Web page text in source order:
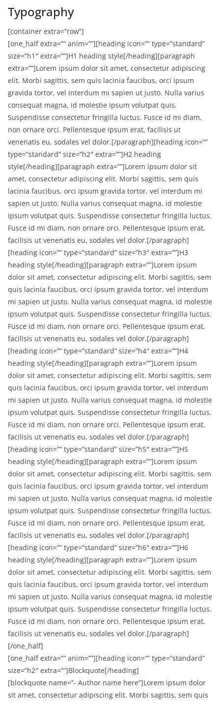
Typography
[container extra=”row”]
[one_half extra=”” anim=””][heading icon=”” type=”standard”
size=”h1″ extra=””]H1 heading style[/heading][paragraph
extra=””]Lorem ipsum dolor sit amet, consectetur adipiscing
elit. Morbi sagittis, sem quis lacinia faucibus, orci ipsum
gravida tortor, vel interdum mi sapien ut justo. Nulla varius
consequat magna, id molestie ipsum volutpat quis.
Suspendisse consectetur fringilla luctus. Fusce id mi diam,
non ornare orci. Pellentesque ipsum erat, facilisis ut
venenatis eu, sodales vel dolor.[/paragraph][heading icon=””
type=”standard” size=”h2″ extra=””]H2 heading
style[/heading][paragraph extra=””]Lorem ipsum dolor sit
amet, consectetur adipiscing elit. Morbi sagittis, sem quis
lacinia faucibus, orci ipsum gravida tortor, vel interdum mi
sapien ut justo. Nulla varius consequat magna, id molestie
ipsum volutpat quis. Suspendisse consectetur fringilla luctus.
Fusce id mi diam, non ornare orci. Pellentesque ipsum erat,
facilisis ut venenatis eu, sodales vel dolor.[/paragraph]
[heading icon=”” type=”standard” size=”h3″ extra=””]H3
heading style[/heading][paragraph extra=””]Lorem ipsum
dolor sit amet, consectetur adipiscing elit. Morbi sagittis, sem
quis lacinia faucibus, orci ipsum gravida tortor, vel interdum
mi sapien ut justo. Nulla varius consequat magna, id molestie
ipsum volutpat quis. Suspendisse consectetur fringilla luctus.
Fusce id mi diam, non ornare orci. Pellentesque ipsum erat,
facilisis ut venenatis eu, sodales vel dolor.[/paragraph]
[heading icon=”” type=”standard” size=”h4″ extra=””]H4
heading style[/heading][paragraph extra=””]Lorem ipsum
dolor sit amet, consectetur adipiscing elit. Morbi sagittis, sem
quis lacinia faucibus, orci ipsum gravida tortor, vel interdum
mi sapien ut justo. Nulla varius consequat magna, id molestie
ipsum volutpat quis. Suspendisse consectetur fringilla luctus.
Fusce id mi diam, non ornare orci. Pellentesque ipsum erat,
facilisis ut venenatis eu, sodales vel dolor.[/paragraph]
[heading icon=”” type=”standard” size=”h5″ extra=””]H5
heading style[/heading][paragraph extra=””]Lorem ipsum
dolor sit amet, consectetur adipiscing elit. Morbi sagittis, sem
quis lacinia faucibus, orci ipsum gravida tortor, vel interdum
mi sapien ut justo. Nulla varius consequat magna, id molestie
ipsum volutpat quis. Suspendisse consectetur fringilla luctus.
Fusce id mi diam, non ornare orci. Pellentesque ipsum erat,
facilisis ut venenatis eu, sodales vel dolor.[/paragraph]
[heading icon=”” type=”standard” size=”h6″ extra=””]H6
heading style[/heading][paragraph extra=””]Lorem ipsum
dolor sit amet, consectetur adipiscing elit. Morbi sagittis, sem
quis lacinia faucibus, orci ipsum gravida tortor, vel interdum
mi sapien ut justo. Nulla varius consequat magna, id molestie
ipsum volutpat quis. Suspendisse consectetur fringilla luctus.
Fusce id mi diam, non ornare orci. Pellentesque ipsum erat,
facilisis ut venenatis eu, sodales vel dolor.[/paragraph]
[/one_half]
[one_half extra=”” anim=””][heading icon=”” type=”standard”
size=”h2″ extra=””]Blockquote[/heading]
[blockquote name=”- Author name here”]Lorem ipsum dolor
sit amet, consectetur adipiscing elit. Morbi sagittis, sem quis